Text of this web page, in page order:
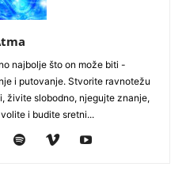
najbolje što on može biti -
i putovanje. Stvorite ravnotežu
živite slobodno, njegujte znanje,
i budite sretni...